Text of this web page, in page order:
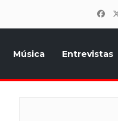
Música Entrevistas